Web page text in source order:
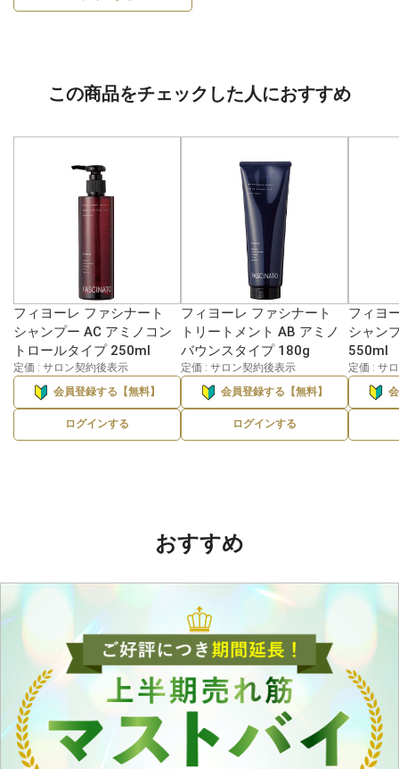
この商品をチェックした人におすすめ
フィヨーレ ファシナート
シャンプー AC アミノコン
トロールタイプ 250ml
定価 : サロン契約後表示
会員登録する【無料】
ログインする
フィヨーレ ファシナート
トリートメント AB アミノ
バウンスタイプ 180g
定価 : サロン契約後表示
会員登録する【無料】
ログインする
フィヨ
シャン
550ml
定価 : サ
おすすめ